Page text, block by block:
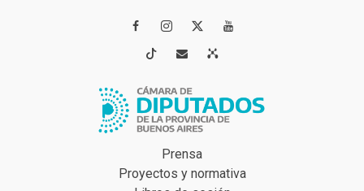
 
 
Prensa
Proyectos y normativa